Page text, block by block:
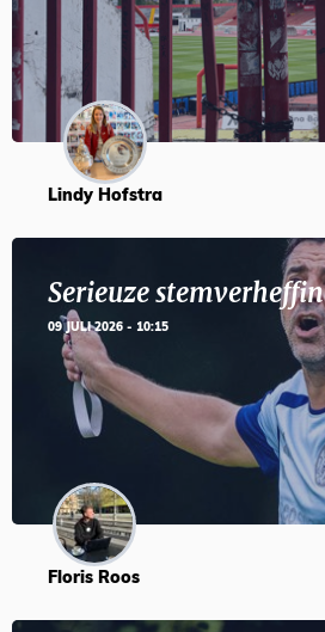
Lindy Hofstra
Serieuze
09 JULI 2026 - 10:15
Floris Roos